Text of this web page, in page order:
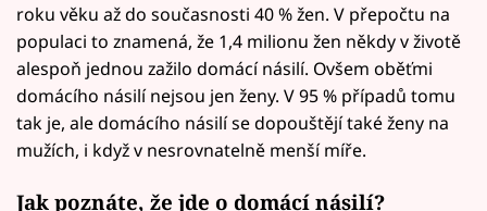
roku věku až do současnosti 40 % žen. V přepočtu na
populaci to znamená, že 1,4 milionu žen někdy v životě
alespoň jednou zažilo domácí násilí. Ovšem oběťmi
domácího násilí nejsou jen ženy. V 95 % případů tomu
tak je, ale domácího násilí se dopouštějí také ženy na
mužích, i když v nesrovnatelně menší míře.
Jak poznáte, že jde o domácí násilí?